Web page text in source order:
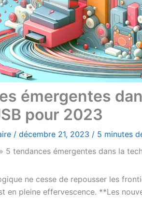
émergentes
pour 2023
/ décembre 21, 2023 / 5 minutes
5 tendances émergentes dans la
ne cesse de repousser les
en pleine effervescence. **Les